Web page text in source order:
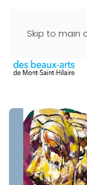
Skip to main